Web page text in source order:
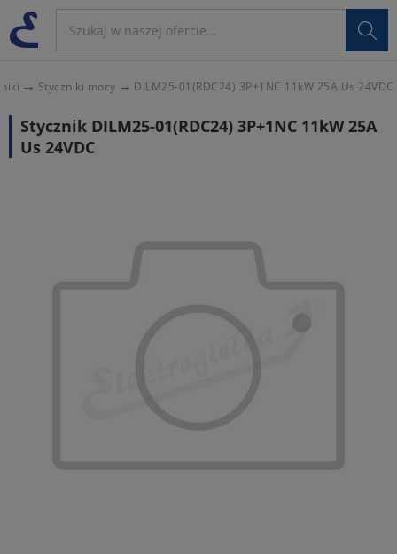

Styczniki mocy DILM25-01(RDC24) 3P+1NC 11kW 25A Us 24VDC
Stycznik DILM25-01(RDC24) 3P+1NC 11kW 25A
Us 24VDC